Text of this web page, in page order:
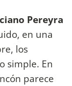
Pereyra
en una
los
simple. En
parece